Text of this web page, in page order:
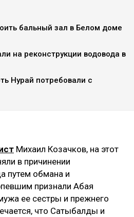
бальный зал в Белом доме
на реконструкции водовода в
Нурай потребовали с
Михаил Козачков, на этот
в причинении
путем обмана и
признали Абая
ее сестры и прежнего
что Сатыбалды и